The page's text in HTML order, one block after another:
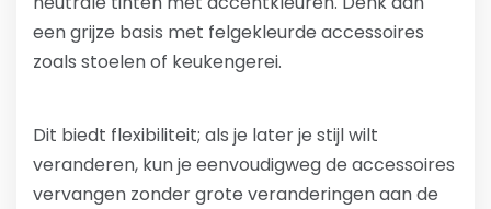
een grijze basis met felgekleurde accessoires
zoals stoelen of keukengerei.
Dit biedt flexibiliteit; als je later je stijl wilt
veranderen, kun je eenvoudigweg de accessoires
vervangen zonder grote veranderingen aan de